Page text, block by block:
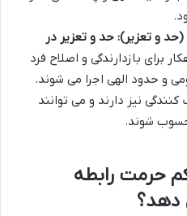
و تعزیر): حد و تعزیر در
برای بازدارندگی و اصلاح فرد
و حدود الهی اجرا می شوند.
نیز دارند و می توانند
شوند.
حرمت رابطه
دهد؟